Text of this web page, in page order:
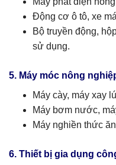
Động cơ ô tô, xe
Bộ truyền động,
sử dụng.
5. Máy móc nông
Máy cày, máy xay
Máy bơm nước,
Máy nghiền thức
6. Thiết bị gia dụng